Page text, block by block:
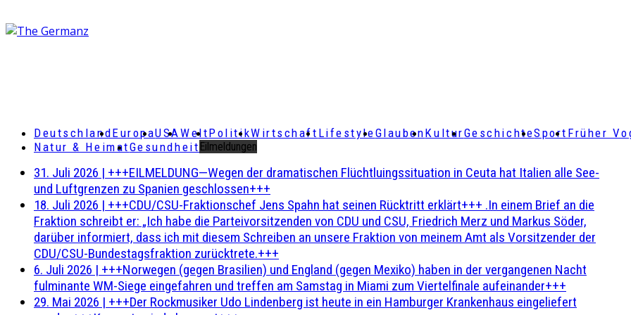
DeutschlandEuropaUSAWeltPolitikWirtschaft LifestyleGlaubenKulturGeschichteSport Früher
Natur & HeimatGesundheit Eilmeldungen
31. Juli 2026 | +++EILMELDUNG—Wegen der dramatischen Flüchtluingssituation in Ceuta hat Italien alle See-
und Luftgrenzen zu Spanien geschlossen+++
18. Juli 2026 | +++CDU/CSU-Fraktionschef Jens Spahn hat seinen Rücktritt erklärt+++ .In einem Brief an die
Fraktion schreibt er: „Ich habe die Parteivorsitzenden von CDU und CSU, Friedrich Merz und Markus Söder,
darüber informiert, dass ich mit diesem Schreiben an unsere Fraktion von meinem Amt als Vorsitzender der
CDU/CSU-Bundestagsfraktion zurücktrete.+++
6. Juli 2026 | +++Norwegen (gegen Brasilien) und England (gegen Mexiko) haben in der vergangenen Nacht
fulminante WM-Siege eingefahren und treffen am Samstag in Miami zum Viertelfinale aufeinander+++
29. Mai 2026 | +++Der Rockmusiker Udo Lindenberg ist heute in ein Hamburger Krankenhaus eingeliefert